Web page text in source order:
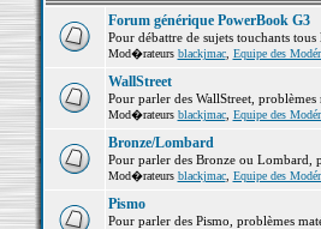
Forum générique PowerBook G3
Pour débattre de sujets touchants
Mod�rateurs blackjmac, Equipe des
WallStreet
Pour parler des WallStreet, problèmes
Mod�rateurs blackjmac, Equipe des
Bronze/Lombard
Pour parler des Bronze ou Lombard,
Mod�rateurs blackjmac, Equipe des
Pismo
Pour parler des Pismo, problèmes